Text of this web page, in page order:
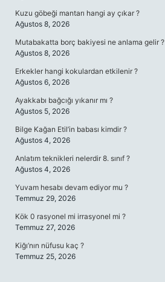
Kuzu göbeği mantarı hangi ay çıkar ?
Ağustos 8, 2026
Mutabakatta borç bakiyesi ne anlama gelir ?
Ağustos 8, 2026
Erkekler hangi kokulardan etkilenir ?
Ağustos 6, 2026
Ayakkabı bağcığı yıkanır mı ?
Ağustos 5, 2026
Bilge Kağan Etil’in babası kimdir ?
Ağustos 4, 2026
Anlatım teknikleri nelerdir 8. sınıf ?
Ağustos 4, 2026
Yuvam hesabı devam ediyor mu ?
Temmuz 29, 2026
Kök 0 rasyonel mi irrasyonel mi ?
Temmuz 27, 2026
Kiğı’nın nüfusu kaç ?
Temmuz 25, 2026